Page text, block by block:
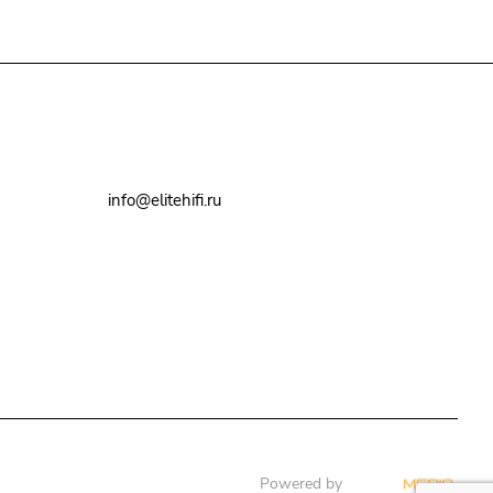
info@elitehifi.ru
Powered by